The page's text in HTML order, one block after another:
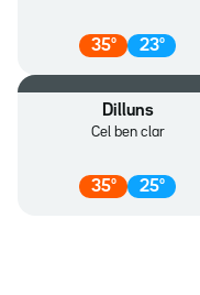
35º 23º
Dilluns
Cel ben clar
35º 25º